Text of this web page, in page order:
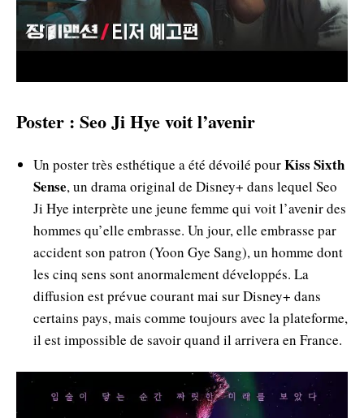
Poster : Seo Ji Hye voit l’avenir
Un poster très esthétique a été dévoilé pourKiss Sixth
Sense, un drama original de Disney+ dans lequel Seo
Ji Hye interprète une jeune femme qui voit l’avenir des
hommes qu’elle embrasse. Un jour, elle embrasse par
accident son patron (Yoon Gye Sang), un homme dont
les cinq sens sont anormalement développés. La
diffusion est prévue courant mai sur Disney+ dans
certains pays, mais comme toujours avec la plateforme,
il est impossible de savoir quand il arrivera en France.